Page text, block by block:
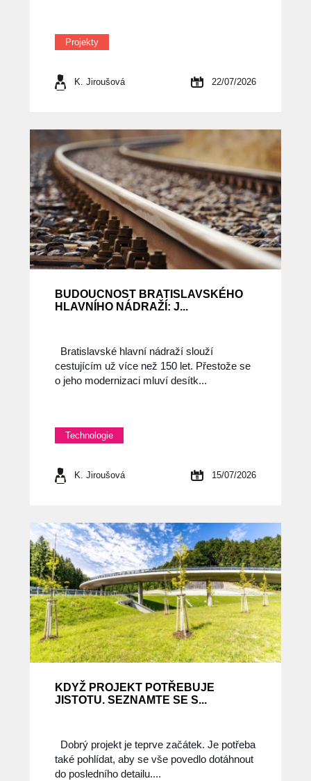
Projekty
K. Jiroušová 22/07/2026
BUDOUCNOST BRATISLAVSKÉHO
HLAVNÍHO NÁDRAŽÍ: J...
Bratislavské hlavní nádraží slouží
cestujícím už více než 150 let. Přestože se
o jeho modernizaci mluví desítk...
Technologie
K. Jiroušová 15/07/2026
KDYŽ PROJEKT POTŘEBUJE
JISTOTU. SEZNAMTE SE S...
Dobrý projekt je teprve začátek. Je potřeba
také pohlídat, aby se vše povedlo dotáhnout
do posledního detailu....